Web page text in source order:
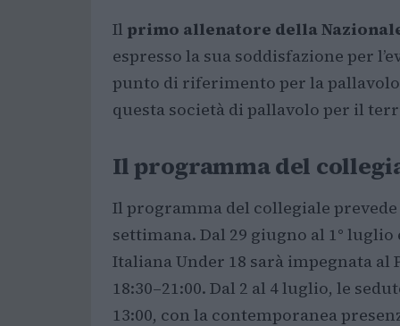
Il primo allenatore della
espresso la sua soddisfazione per
punto di riferimento per la
questa società di pallavolo per il
Il programma del
Il programma del collegiale
settimana. Dal 29 giugno al 1°
Italiana Under 18 sarà impegnata al
18:30–21:00. Dal 2 al 4 luglio, le
13:00, con la contemporanea